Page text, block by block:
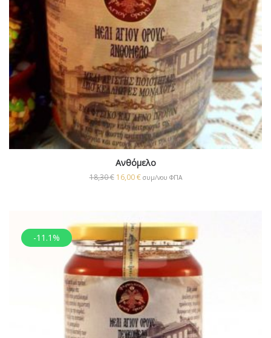
Ανθόμελο
18,30€ 16,00€ συμ/νου ΦΠΑ
-11.1%